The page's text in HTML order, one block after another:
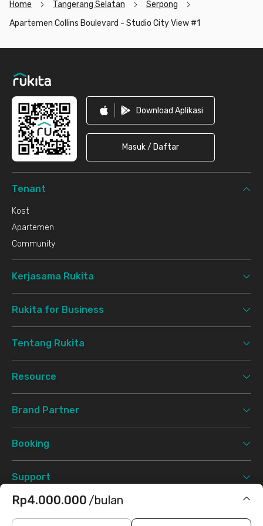
Rp4.000.000 /bulan
Home Tangerang Selatan
Serpong
Apartemen Collins Boulevard - Studio City View #1
Download Aplikasi
Masuk / Daftar
Tenant
Kost
Apartemen
Community
Kerjasama Rukita
Rukita for Business
Tentang Rukita
Resource
Brand Partner
Booking
Support
©2026 Rukita. All rights reserved.